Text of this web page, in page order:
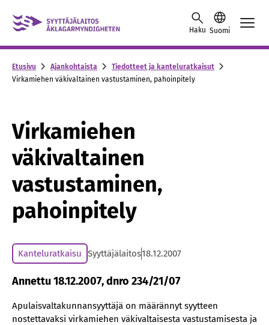
Skip to content -saavutettavuusohje
Haku Suomi
Etusivu Ajankohtaista
Tiedotteet ja kanteluratkaisut
Virkamiehen väkivaltainen vastustaminen, pahoinpitely
Virkamiehen
väkivaltainen
vastustaminen,
pahoinpitely
Kanteluratkaisu Syyttäjälaitos18.12.2007
Annettu 18.12.2007, dnro 234/21/07
Apulaisvaltakunnansyyttäjä on määrännyt syytteen
nostettavaksi virkamiehen väkivaltaisesta vastustamisesta ja